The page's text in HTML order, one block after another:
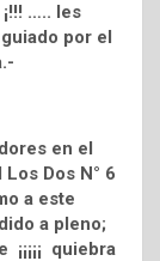
¡!!! ….. les
por el
en el
Dos N° 6
a este
a pleno;
quiebra